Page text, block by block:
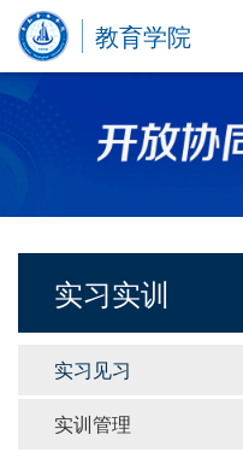
教育学院
实习实训
实习见习
实训管理